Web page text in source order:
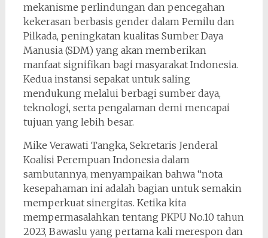
mekanisme perlindungan dan pencegahan
kekerasan berbasis gender dalam Pemilu dan
Pilkada, peningkatan kualitas Sumber Daya
Manusia (SDM) yang akan memberikan
manfaat signifikan bagi masyarakat Indonesia.
Kedua instansi sepakat untuk saling
mendukung melalui berbagi sumber daya,
teknologi, serta pengalaman demi mencapai
tujuan yang lebih besar.
Mike Verawati Tangka, Sekretaris Jenderal
Koalisi Perempuan Indonesia dalam
sambutannya, menyampaikan bahwa “nota
kesepahaman ini adalah bagian untuk semakin
memperkuat sinergitas. Ketika kita
mempermasalahkan tentang PKPU No.10 tahun
2023, Bawaslu yang pertama kali merespon dan